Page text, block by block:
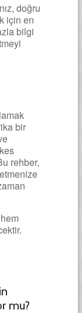
doğru
için en
bilgi
bir
rehber,
mu?